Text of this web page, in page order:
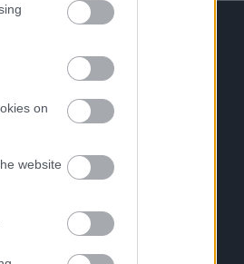
on
website
kevesebb váltás
5,2 liter/100 km)
reakció
is erős motor
zavartalan